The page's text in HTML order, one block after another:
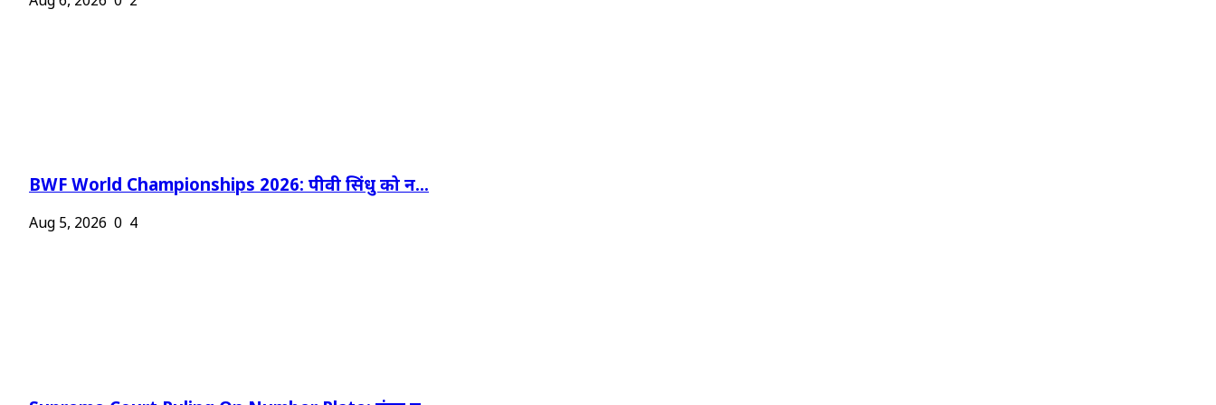
BWF World Championships 2026: पीवी सिंधु को न...
Aug 5, 2026 0 4